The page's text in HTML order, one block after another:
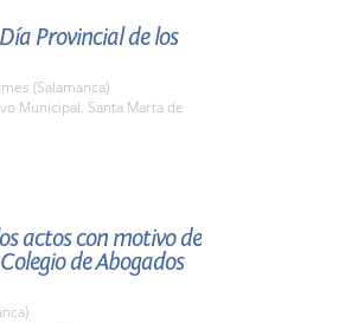
Provincial de los
(Salamanca)
Municipal. Santa Marta de
actos con motivo de
de Abogados